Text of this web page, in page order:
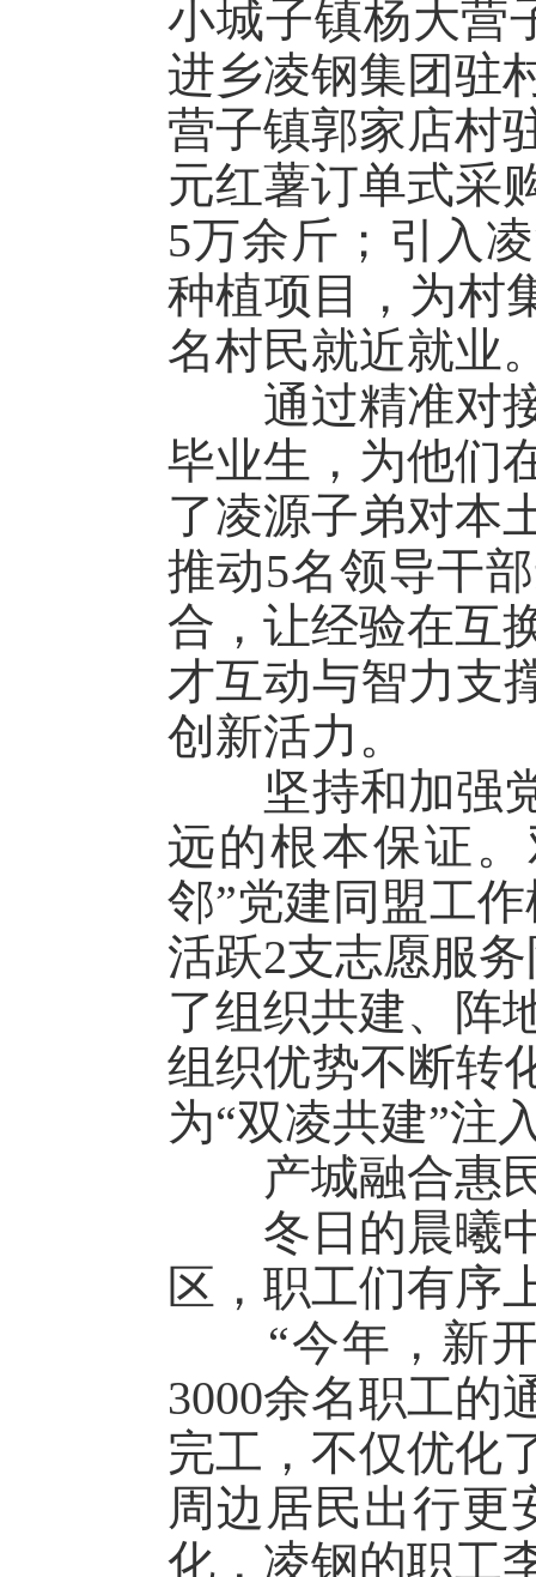
小城子镇杨大营
进乡凌钢集团驻
营子镇郭家店村
元红薯订单式采
5万余斤；引入
种植项目，为村
名村民就近就业
通过精准对接
毕业生，为他们
了凌源子弟对本
推动5名领导干
合，让经验在互
才互动与智力支
创新活力。
坚持和加强党
远的根本保证
邻”党建同盟工
活跃2支志愿服
了组织共建、阵
组织优势不断转
为“双凌共建”注
产城融合惠
冬日的晨曦中
区，职工们有序
“今年，新开
3000余名职工的
完工，不仅优化
周边居民出行更
化，凌钢的职工